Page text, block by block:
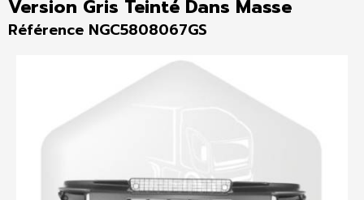
Version Gris Teinté Dans Masse
Référence NGC5808067GS